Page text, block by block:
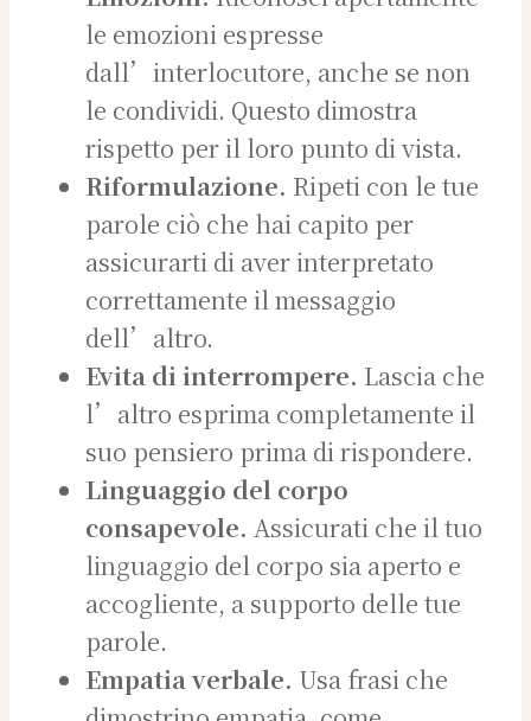
le emozioni espresse
dall’interlocutore, anche se non
le condividi. Questo dimostra
rispetto per il loro punto di vista.
Riformulazione. Ripeti con le tue
parole ciò che hai capito per
assicurarti di aver interpretato
correttamente il messaggio
dell’altro.
Evita di interrompere. Lascia che
l’altro esprima completamente il
suo pensiero prima di rispondere.
Linguaggio del corpo
consapevole. Assicurati che il tuo
linguaggio del corpo sia aperto e
accogliente, a supporto delle tue
parole.
Empatia verbale. Usa frasi che